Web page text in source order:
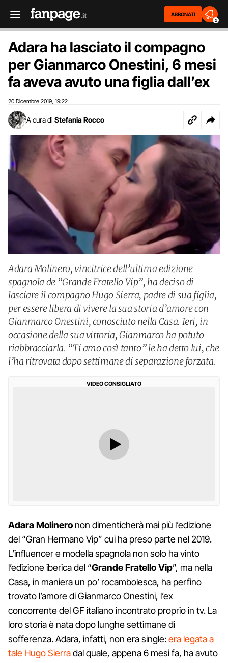
ABBONATI
2
Adara ha lasciato il compagno
per Gianmarco Onestini, 6 mesi
fa aveva avuto una figlia dall’ex
20 Dicembre 2019 19:22
A cura di Stefania Rocco
Adara Molinero, vincitrice dell’ultima edizione
spagnola de “Grande Fratello Vip”, ha deciso di
lasciare il compagno Hugo Sierra, padre di sua figlia,
per essere libera di vivere la sua storia d’amore con
Gianmarco Onestini, conosciuto nella Casa. Ieri, in
occasione della sua vittoria, Gianmarco ha potuto
riabbracciarla. “Ti amo così tanto” le ha detto lui, che
l’ha ritrovata dopo settimane di separazione forzata.
VIDEO CONSIGLIATO
Adara Molinero non dimenticherà mai più l’edizione
del “Gran Hermano Vip” cui ha preso parte nel 2019.
L’influencer e modella spagnola non solo ha vinto
l’edizione iberica del “Grande Fratello Vip”, ma nella
Casa, in maniera un po’ rocambolesca, ha perfino
trovato l’amore di Gianmarco Onestini, l’ex
concorrente del GF italiano incontrato proprio in tv. La
loro storia è nata dopo lunghe settimane di
sofferenza. Adara, infatti, non era single:era legata a
tale Hugo Sierradal quale, appena 6 mesi fa, ha avuto